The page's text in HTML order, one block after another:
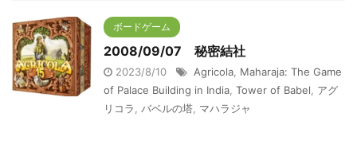
ボードゲーム
2008/09/07 秘密結社
2023/8/10 Agricola Maharaja: The Game
of Palace Building in India Tower of Babel
アグ
リコラ
バベルの塔 マハラジャ